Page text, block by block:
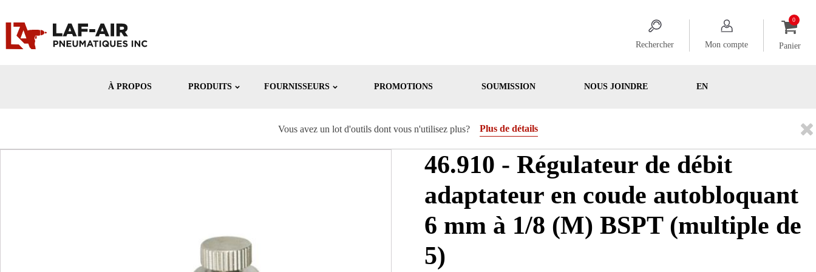
Rechercher Mon compte Panier
À PROPOS PRODUITS FOURNISSEURS PROMOTIONS SOUMISSION NOUS JOINDRE EN
Vous avez un lot d'outils dont vous n'utilisez plus? Plus de détails
46.910 - Régulateur de débit
adaptateur en coude autobloquant
6 mm à 1/8 (M) BSPT (multiple de
5)